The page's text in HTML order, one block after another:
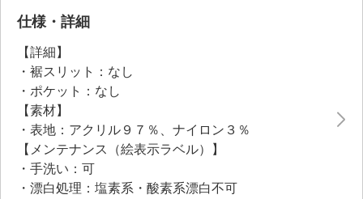
仕様・詳細
【詳細】
・裾スリット：なし
・ポケット：なし
【素材】
・表地：アクリル９７％、ナイロン３％
【メンテナンス（絵表示ラベル）】
・手洗い：可
・漂白処理：塩素系・酸素系漂白不可